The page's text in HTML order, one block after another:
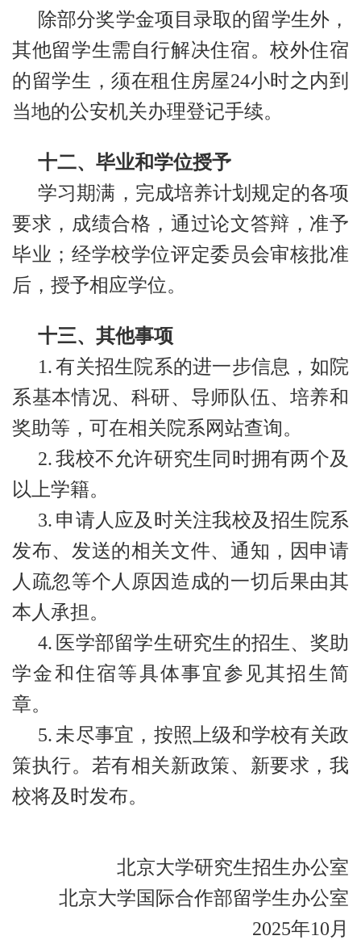
除部分奖学金项目录取的留学生外，
其他留学生需自行解决住宿。校外住宿
的留学生，须在租住房屋24小时之内到
当地的公安机关办理登记手续。
十二、毕业和学位授予
学习期满，完成培养计划规定的各项
要求，成绩合格，通过论文答辩，准予
毕业；经学校学位评定委员会审核批准
后，授予相应学位。
十三、其他事项
1. 有关招生院系的进一步信息，如院
系基本情况、科研、导师队伍、培养和
奖助等，可在相关院系网站查询。
2. 我校不允许研究生同时拥有两个及
以上学籍。
3. 申请人应及时关注我校及招生院系
发布、发送的相关文件、通知，因申请
人疏忽等个人原因造成的一切后果由其
本人承担。
4. 医学部留学生研究生的招生、奖助
学金和住宿等具体事宜参见其招生简
章。
5. 未尽事宜，按照上级和学校有关政
策执行。若有相关新政策、新要求，我
校将及时发布。
北京大学研究生招生办公室
北京大学国际合作部留学生办公室
2025年10月